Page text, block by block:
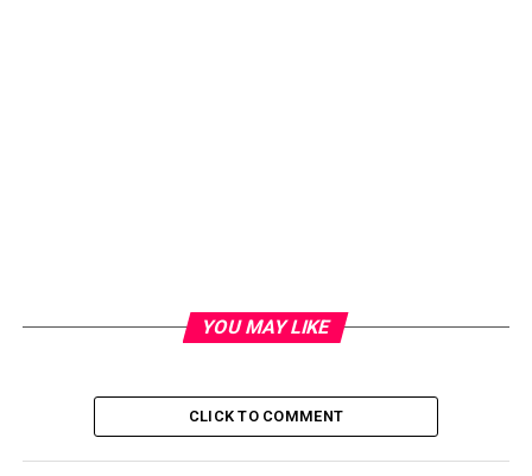
YOU MAY LIKE
CLICK TO COMMENT